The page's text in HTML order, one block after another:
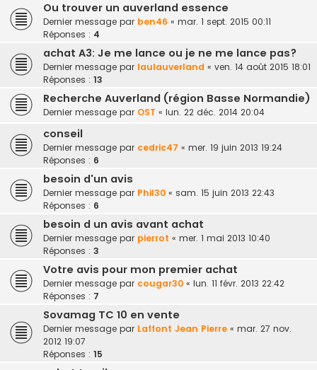
Ou trouver un auverland essence
Dernier message par ben46 « mar. 1 sept. 2015 00:11
Réponses : 4
achat A3: Je me lance ou je ne me lance pas?
Dernier message par laulauverland « ven. 14 août 2015 18:01
Réponses : 13
Recherche Auverland (région Basse Normandie)
Dernier message par OST « lun. 22 déc. 2014 20:04
conseil
Dernier message par cedric47 « mer. 19 juin 2013 19:24
Réponses : 6
besoin d'un avis
Dernier message par Phil30 « sam. 15 juin 2013 22:43
Réponses : 6
besoin d un avis avant achat
Dernier message par pierrot « mer. 1 mai 2013 10:40
Réponses : 3
Votre avis pour mon premier achat
Dernier message par cougar30 « lun. 11 févr. 2013 22:42
Réponses : 7
Sovamag TC 10 en vente
Dernier message par Laffont Jean Pierre « mar. 27 nov.
2012 19:07
Réponses : 15